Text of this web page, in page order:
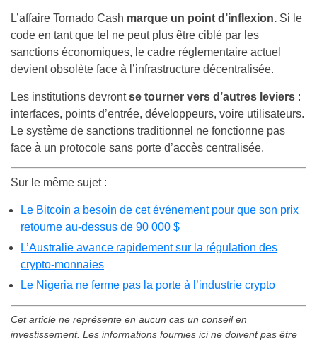
L’affaire Tornado Cash marque un point d’inflexion. Si le
code en tant que tel ne peut plus être ciblé par les
sanctions économiques, le cadre réglementaire actuel
devient obsolète face à l’infrastructure décentralisée.
Les institutions devrontse tourner vers d’autres leviers :
interfaces, points d’entrée, développeurs, voire utilisateurs.
Le système de sanctions traditionnel ne fonctionne pas
face à un protocole sans porte d’accès centralisée.
Sur le même sujet :
Le Bitcoin a besoin de cet événement pour que son prix
retourne au-dessus de 90 000 $
L’Australie avance rapidement sur la régulation des
crypto-monnaies
Le Nigeria ne ferme pas la porte à l’industrie crypto
Cet article ne représente en aucun cas un conseil en
investissement. Les informations fournies ici ne doivent pas être